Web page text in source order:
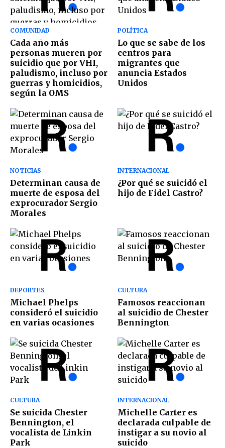
COMUNIDAD
Cada año más
personas mueren por
suicidio que por VHI,
paludismo, incluso por
guerras y homicidios,
según la OMS
POLÍTICA
Lo que se sabe de los
centros para
migrantes que
anuncia Estados
Unidos
NOTICIAS
Determinan causa de
muerte de esposa del
exprocurador Sergio
Morales
INTERNACIONAL
¿Por qué se suicidó el
hijo de Fidel Castro?
DEPORTES
Michael Phelps
consideró el suicidio
en varias ocasiones
CULTURA
Famosos reaccionan
al suicidio de Chester
Bennington
CULTURA
Se suicida Chester
Bennington, el
vocalista de Linkin
Park
INTERNACIONAL
Michelle Carter es
declarada culpable de
instigar a su novio al
suicido